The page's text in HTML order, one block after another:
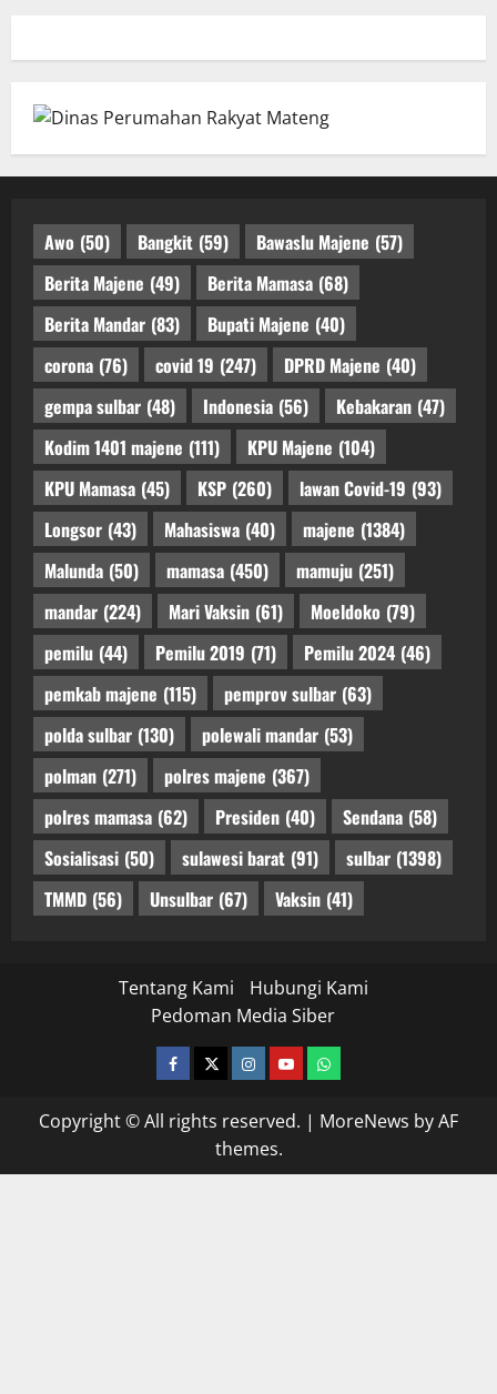
Awo (50) Bangkit (59) Bawaslu Majene (57)
Berita Majene (49) Berita Mamasa (68)
Berita Mandar (83) Bupati Majene (40)
corona (76) covid 19 (247) DPRD Majene (40)
gempa sulbar (48) Indonesia (56) Kebakaran (47)
Kodim 1401 majene (111) KPU Majene (104)
KPU Mamasa (45) KSP (260) lawan Covid-19 (93)
Longsor (43) Mahasiswa (40) majene (1384)
Malunda (50) mamasa (450) mamuju (251)
mandar (224) Mari Vaksin (61) Moeldoko (79)
pemilu (44) Pemilu 2019 (71) Pemilu 2024 (46)
pemkab majene (115) pemprov sulbar (63)
polda sulbar (130) polewali mandar (53)
polman (271) polres majene (367)
polres mamasa (62) Presiden (40) Sendana (58)
Sosialisasi (50) sulawesi barat (91) sulbar (1398)
TMMD (56) Unsulbar (67) Vaksin (41)
Tentang Kami
Hubungi Kami
Pedoman Media Siber
facebooktwitterinstagram.com
youtubewhatsapp
Copyright © All rights reserved. | MoreNews by AF
themes.